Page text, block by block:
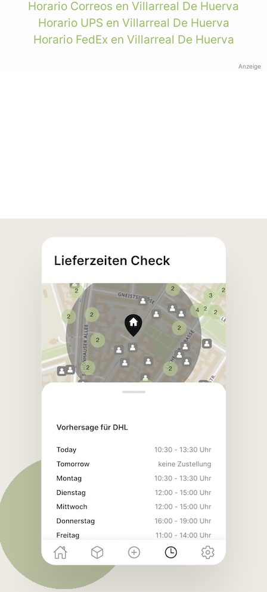
Horario Correos en Villarreal De Huerva
Horario UPS en Villarreal De Huerva
Horario FedEx en Villarreal De Huerva
Anzeige